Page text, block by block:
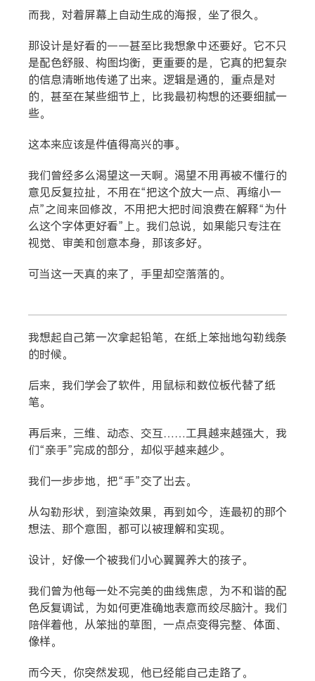
摄影
而我，对着屏幕上自动生成的海报，坐了很久。
那设计是好看的——甚至比我想象中还要好。它不只
是配色舒服、构图均衡，更重要的是，它真的把复杂
的信息清晰地传递了出来。逻辑是通的，重点是对
的，甚至在某些细节上，比我最初构想的还要细腻一
些。
这本来应该是件值得高兴的事。
我们曾经多么渴望这一天啊。渴望不用再被不懂行的
意见反复拉扯，不用在“把这个放大一点、再缩小一
点”之间来回修改，不用把大把时间浪费在解释“为什
么这个字体更好看”上。我们总说，如果能只专注在
视觉、审美和创意本身，那该多好。
可当这一天真的来了，手里却空落落的。
我想起自己第一次拿起铅笔，在纸上笨拙地勾勒线条
的时候。
后来，我们学会了软件，用鼠标和数位板代替了纸
笔。
再后来，三维、动态、交互……工具越来越强大，我
们“亲手”完成的部分，却似乎越来越少。
我们一步步地，把“手”交了出去。
从勾勒形状，到渲染效果，再到如今，连最初的那个
想法、那个意图，都可以被理解和实现。
设计，好像一个被我们小心翼翼养大的孩子。
我们曾为他每一处不完美的曲线焦虑，为不和谐的配
色反复调试，为如何更准确地表意而绞尽脑汁。我们
陪伴着他，从笨拙的草图，一点点变得完整、体面、
像样。
而今天，你突然发现，他已经能自己走路了。